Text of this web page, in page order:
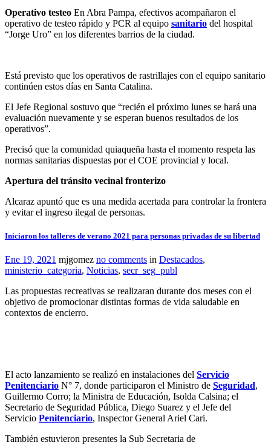
Operativo testeo En Abra Pampa, efectivos acompañaron el
operativo de testeo rápido y PCR al equipo sanitario del hospital
“Jorge Uro” en los diferentes barrios de la ciudad.
Está previsto que los operativos de rastrillajes con el equipo sanitario
continúen estos días en Santa Catalina.
El Jefe Regional sostuvo que “recién el próximo lunes se hará una
evaluación nuevamente y se esperan buenos resultados de los
operativos”.
Precisó que la comunidad quiaqueña hasta el momento respeta las
normas sanitarias dispuestas por el COE provincial y local.
Apertura del tránsito vecinal fronterizo
Alcaraz apuntó que es una medida acertada para controlar la frontera
y evitar el ingreso ilegal de personas.
Iniciaron los talleres de verano 2021 para personas privadas de su libertad
Ene 19, 2021 mjgomez no comments in Destacados,
ministerio_categoria, Noticias, secr_seg_publ
Las propuestas recreativas se realizaran durante dos meses con el
objetivo de promocionar distintas formas de vida saludable en
contextos de encierro.
El acto lanzamiento se realizó en instalaciones del Servicio
Penitenciario N° 7, donde participaron el Ministro de Seguridad,
Guillermo Corro; la Ministra de Educación, Isolda Calsina; el
Secretario de Seguridad Pública, Diego Suarez y el Jefe del
Servicio Penitenciario, Inspector General Ariel Cari.
También estuvieron presentes la Sub Secretaria de